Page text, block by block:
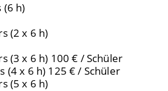
(6 h)
(2 x 6 h)
(3 x 6 h) 100 € / Schüler
(4 x 6 h) 125 € / Schüler
(5 x 6 h)